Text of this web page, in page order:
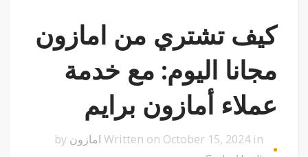
كيف تشتري من امازون
مجانا اليوم: مع خدمة
عملاء أمازون برايم
Written on October 15, 2024 in امازون